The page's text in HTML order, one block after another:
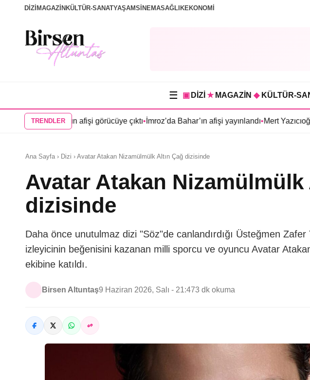
DİZİ MAGAZİN KÜLTÜR-SANATYAŞAMSİNEMASAĞLIKEKONOMİ
☰ ▣ DİZİ ★ MAGAZİN ◆ KÜLTÜR-
TRENDLER
Köşk”ün afişi görücüye çıktı•İmroz’da Bahar’ın afişi yayınlandı•Mert Yazıcıoğlu’nun
Ana Sayfa › Dizi › Avatar Atakan Nizamülmülk Altın Çağ dizisinde
Avatar Atakan Nizamülmülk
dizisinde
Daha önce unutulmaz dizi "Söz"de canlandırdığı Üsteğmen
izleyicinin beğenisini kazanan milli sporcu ve oyuncu Avatar
ekibine katıldı.
Birsen Altuntaş9 Haziran 2026, Salı - 21:473 dk okuma